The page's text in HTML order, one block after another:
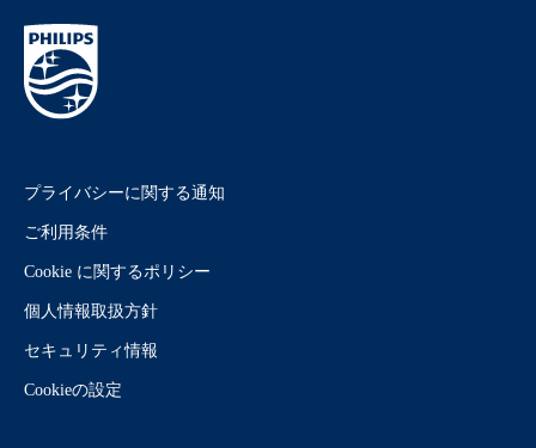
プライバシーに関する通知
ご利用条件
Cookie に関するポリシー
個人情報取扱方針
セキュリティ情報
Cookieの設定